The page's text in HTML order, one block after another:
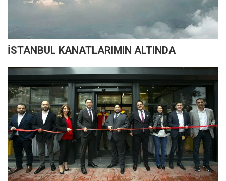
İSTANBUL KANATLARIMIN ALTINDA